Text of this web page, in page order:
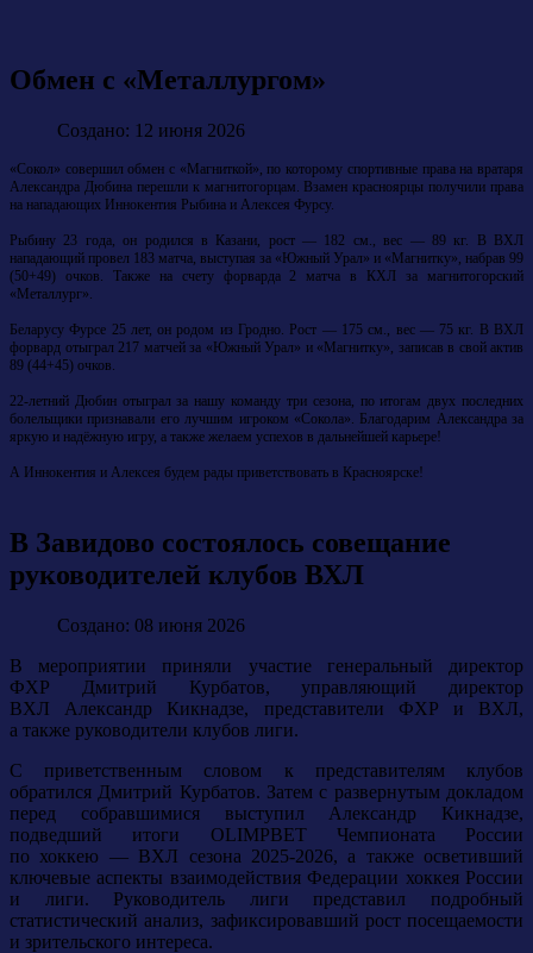
Обмен с «Металлургом»
Создано: 12 июня 2026
«Сокол» совершил обмен с «Магниткой», по которому спортивные права на вратаря
Александра Дюбина перешли к магнитогорцам. Взамен красноярцы получили права
на нападающих Иннокентия Рыбина и Алексея Фурсу.
Рыбину 23 года, он родился в Казани, рост — 182 см., вес — 89 кг. В ВХЛ
нападающий провел 183 матча, выступая за «Южный Урал» и «Магнитку», набрав 99
(50+49) очков. Также на счету форварда 2 матча в КХЛ за магнитогорский
«Металлург».
Беларусу Фурсе 25 лет, он родом из Гродно. Рост — 175 см., вес — 75 кг. В ВХЛ
форвард отыграл 217 матчей за «Южный Урал» и «Магнитку», записав в свой актив
89 (44+45) очков.
22-летний Дюбин отыграл за нашу команду три сезона, по итогам двух последних
болельщики признавали его лучшим игроком «Сокола». Благодарим Александра за
яркую и надёжную игру, а также желаем успехов в дальнейшей карьере!
А Иннокентия и Алексея будем рады приветствовать в Красноярске!
В Завидово состоялось совещание
руководителей клубов ВХЛ
Создано: 08 июня 2026
В мероприятии приняли участие генеральный директор
ФХР Дмитрий Курбатов, управляющий директор
ВХЛ Александр Кикнадзе, представители ФХР и ВХЛ,
а также руководители клубов лиги.
С приветственным словом к представителям клубов
обратился Дмитрий Курбатов. Затем с развернутым докладом
перед собравшимися выступил Александр Кикнадзе,
подведший итоги OLIMPBET Чемпионата России
по хоккею — ВХЛ сезона 2025-2026, а также осветивший
ключевые аспекты взаимодействия Федерации хоккея России
и лиги. Руководитель лиги представил подробный
статистический анализ, зафиксировавший рост посещаемости
и зрительского интереса.